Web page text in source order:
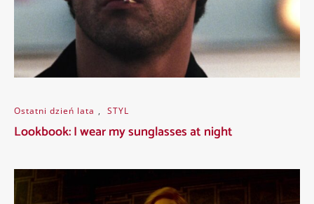
Ostatni dzień lata , STYL
Lookbook: I wear my sunglasses at night